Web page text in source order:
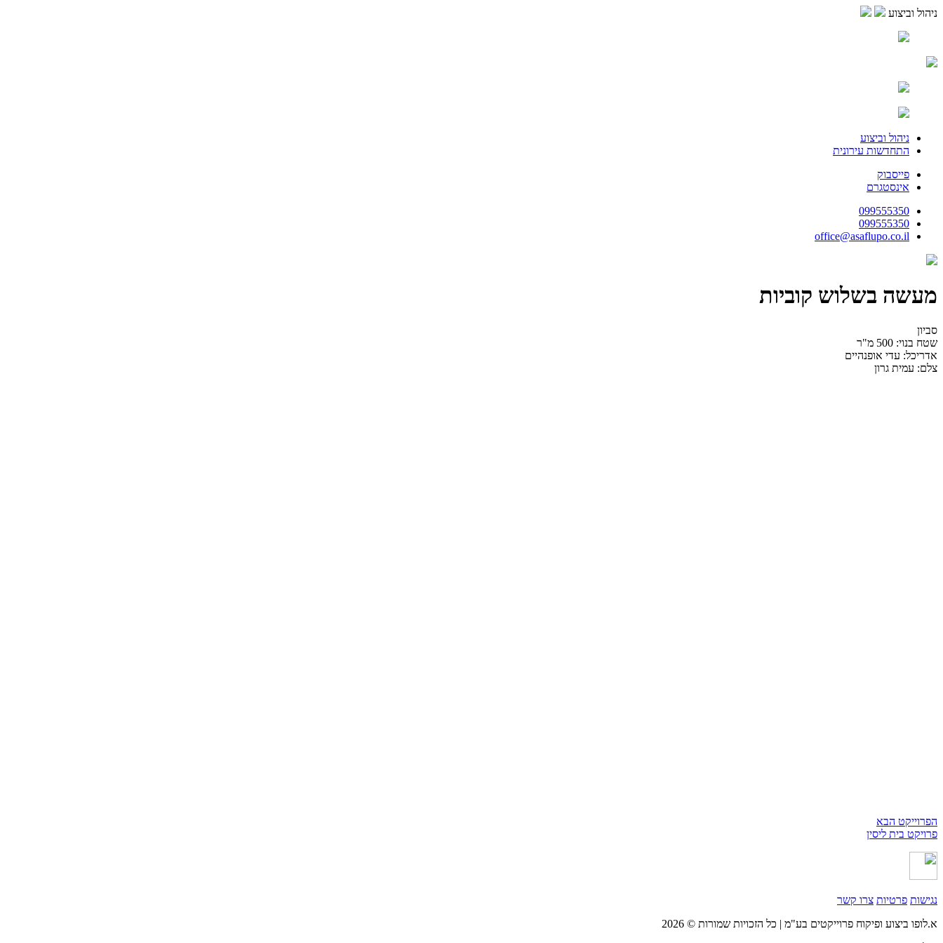
ניהול וביצוע
ניהול וביצוע
התחדשות עירונית
פייסבוק
אינסטגרם
099555350
099555350
office@asaflupo.co.il
מעשה בשלוש קוביות
סביון
שטח בנוי: 500 מ"ר
אדריכל: עדי אופנהיים
צלם: עמית גרון
הפרוייקט הבא
פרויקט בית ליסין
נגישות פרטיות צרו קשר
א.לופו ביצוע ופיקוח פרוייקטים בע"מ | כל הזכויות שמורות © 2026